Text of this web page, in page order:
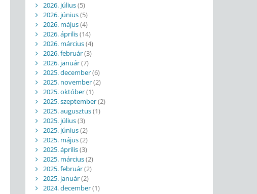
2026. július(5)
2026. június(5)
2026. május(4)
2026. április(14)
2026. március(4)
2026. február(3)
2026. január(7)
2025. december(6)
2025. november(2)
2025. október(1)
2025. szeptember(2)
2025. augusztus(1)
2025. július(3)
2025. június(2)
2025. május(2)
2025. április(3)
2025. március(2)
2025. február(2)
2025. január(2)
2024. december(1)